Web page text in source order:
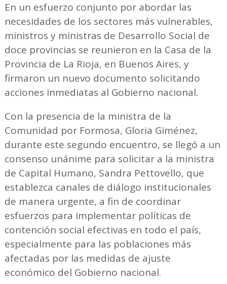
En un esfuerzo conjunto por abordar las
necesidades de los sectores más vulnerables,
ministros y ministras de Desarrollo Social de
doce provincias se reunieron en la Casa de la
Provincia de La Rioja, en Buenos Aires, y
firmaron un nuevo documento solicitando
acciones inmediatas al Gobierno nacional.
Con la presencia de la ministra de la
Comunidad por Formosa, Gloria Giménez,
durante este segundo encuentro, se llegó a un
consenso unánime para solicitar a la ministra
de Capital Humano, Sandra Pettovello, que
establezca canales de diálogo institucionales
de manera urgente, a fin de coordinar
esfuerzos para implementar políticas de
contención social efectivas en todo el país,
especialmente para las poblaciones más
afectadas por las medidas de ajuste
económico del Gobierno nacional.